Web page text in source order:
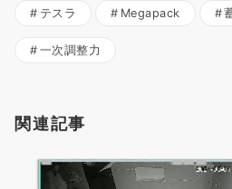
テスラ Megapack
一次調整力
関連記事